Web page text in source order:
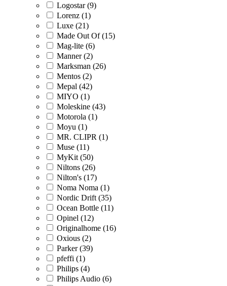
Logostar (9)
Lorenz (1)
Luxe (21)
Made Out Of (15)
Mag-lite (6)
Manner (2)
Marksman (26)
Mentos (2)
Mepal (42)
MIYO (1)
Moleskine (43)
Motorola (1)
Moyu (1)
MR. CLIPR (1)
Muse (11)
MyKit (50)
Niltons (26)
Nilton's (17)
Noma Noma (1)
Nordic Drift (35)
Ocean Bottle (11)
Opinel (12)
Originalhome (16)
Oxious (2)
Parker (39)
pfeffi (1)
Philips (4)
Philips Audio (6)